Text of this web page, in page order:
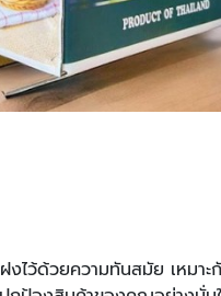
ไว้ด้วยความทันสมัย เหมาะ